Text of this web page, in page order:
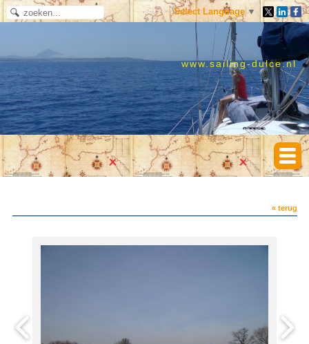
Select Language ▼
www.sailing-dulce.nl
« terug